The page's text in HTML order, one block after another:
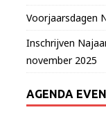
Voorjaarsdagen
Inschrijven
november 2025
AGENDA